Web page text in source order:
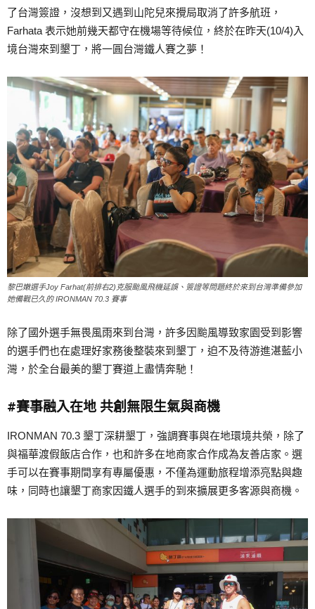
了台灣簽證，沒想到又遇到山陀兒來攪局取消了許多航班，
Farhata 表示她前幾天都守在機場等待候位，終於在昨天(10/4)入
境台灣來到墾丁，將一圓台灣鐵人賽之夢！
黎巴嫩選手Joy Farhat(前排右2)克服颱風飛機延誤、簽證等問題終於來到台灣準備參加
她備戰已久的 IRONMAN 70.3 賽事
除了國外選手無畏風雨來到台灣，許多因颱風導致家園受到影響
的選手們也在處理好家務後整裝來到墾丁，迫不及待游進湛藍小
灣，於全台最美的墾丁賽道上盡情奔馳！
#賽事融入在地 共創無限生氣與商機
IRONMAN 70.3 墾丁深耕墾丁，強調賽事與在地環境共榮，除了
與福華渡假飯店合作，也和許多在地商家合作成為友善店家。選
手可以在賽事期間享有專屬優惠，不僅為運動旅程增添亮點與趣
味，同時也讓墾丁商家因鐵人選手的到來擴展更多客源與商機。